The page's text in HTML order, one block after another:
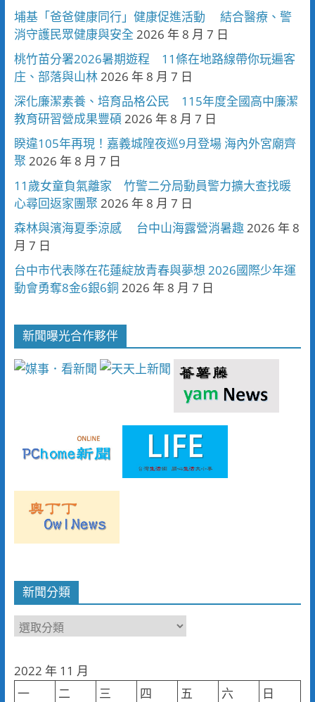
埔基「爸爸健康同行」健康促進活動 結合醫療、警
消守護民眾健康與安全 2026 年 8 月 7 日
桃竹苗分署2026暑期遊程 11條在地路線帶你玩遍客
庄、部落與山林2026 年 8 月 7 日
深化廉潔素養、培育品格公民 115年度全國高中廉潔
教育研習營成果豐碩 2026 年 8 月 7 日
睽違105年再現！嘉義城隍夜巡9月登場 海內外宮廟齊
聚 2026 年 8 月 7 日
11歲女童負氣離家 竹警二分局動員警力擴大查找暖
心尋回返家團聚 2026 年 8 月 7 日
森林與濱海夏季涼感 台中山海露營消暑趣2026 年 8
月 7 日
台中市代表隊在花蓮綻放青春與夢想 2026國際少年運
動會勇奪8金6銀6銅 2026 年 8 月 7 日
新聞曝光合作夥伴
新聞分類
新
類
2022 年 11 月
一
二 三 四 五 六
日